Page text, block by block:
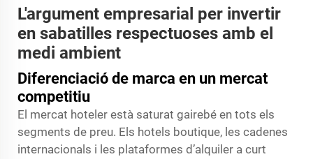
L'argument empresarial per invertir
en sabatilles respectuoses amb el
medi ambient
Diferenciació de marca en un mercat
competitiu
El mercat hoteler està saturat gairebé en tots els
segments de preu. Els hotels boutique, les cadenes
internacionals i les plataformes d’alquiler a curt